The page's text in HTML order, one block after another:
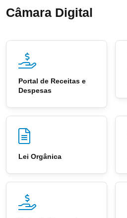
Câmara Digital
Portal de Receitas e
Despesas
Lei Orgânica